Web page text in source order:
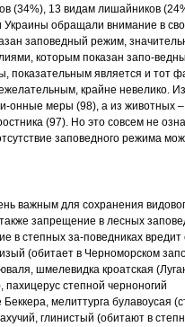
(34%), 13 видам лишайников
Украиныобращали внимание в
заповедныйрежим,
которым показан запо-
показательным является и тот
крайне невелико.
-онные меры (98), а из животных –
(97). Но этосовсем не
заповедного режима
важным для сохранения
запрещение в лесных
в степных за-поведниках
(обитает в Черноморском
шмелевидка кроатская
пахицерус степной черноногий
Беккера,мелиттурга булавоусая
глинистый (обитают в